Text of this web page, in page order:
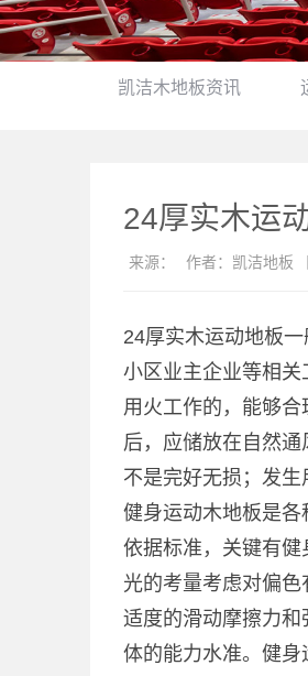
凯洁木地板资讯
24厚实木运
来源： 作者： 凯洁地板
24厚实木运动地板
小区业主企业等相
用火工作的，能够
后，应储放在自然
不是完好无损；发生
健身运动木地板是
依据标准，关键有
光的考量考虑对偏
适度的滑动摩擦力
体的能力水准。健